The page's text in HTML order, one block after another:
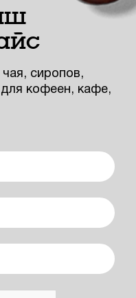
сиропов,
кофеен, кафе,